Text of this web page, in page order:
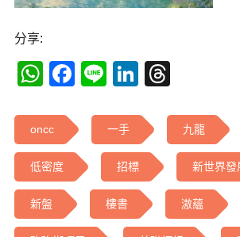
分享:
WhatsApp
Facebook
LineLinkedIn
oncc 一手 九龍
低密度 招標 新世界發
新盤 樓書 滶蘊